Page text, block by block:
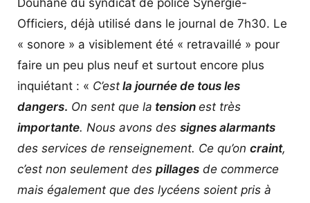
Douhane du syndicat de police Synergie-
Officiers, déjà utilisé dans le journal de 7h30. Le
« sonore » a visiblement été « retravaillé » pour
faire un peu plus neuf et surtout encore plus
inquiétant : « C’est la journée de tous les
dangers. On sent que la tension est très
importante. Nous avons des signes alarmants
des services de renseignement. Ce qu’on craint,
c’est non seulement des pillages de commerce
mais également que des lycéens soient pris à